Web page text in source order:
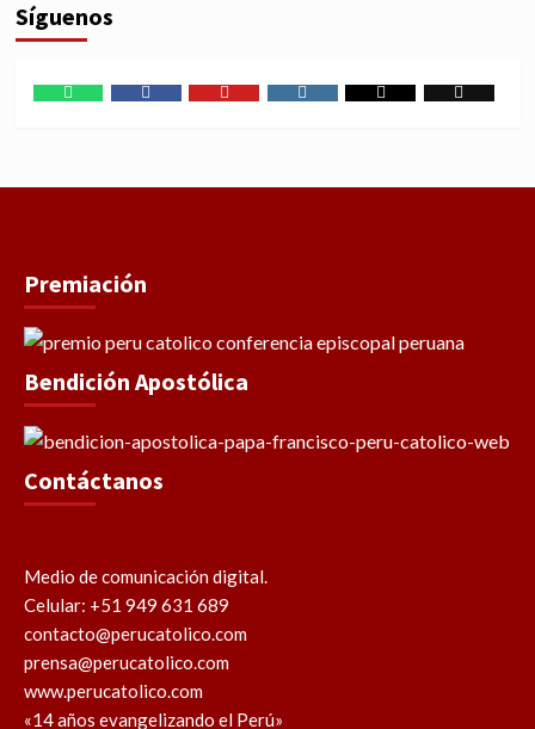
Síguenos
Premiación
Bendición Apostólica
Contáctanos
Medio de comunicación digital.
Celular: +51 949 631 689
contacto@perucatolico.com
prensa@perucatolico.com
www.perucatolico.com
«14 años evangelizando el Perú»